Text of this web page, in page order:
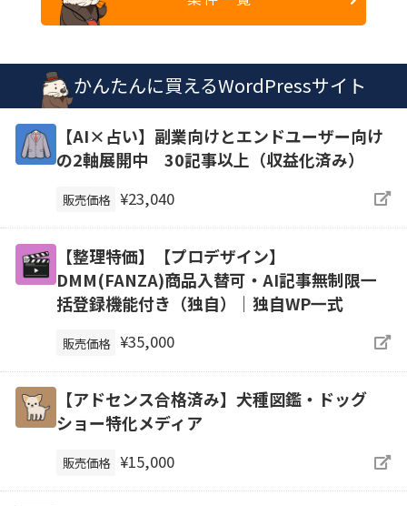
かんたんに買えるWordPressサイト
【AI×占い】副業向けとエンドユーザー向け
の2軸展開中 30記事以上（収益化済み）
販売価格 ¥23,040
【整理特価】【プロデザイン】
DMM(FANZA)商品入替可・AI記事無制限一
括登録機能付き（独自）｜独自WP一式
販売価格 ¥35,000
【アドセンス合格済み】犬種図鑑・ドッグ
ショー特化メディア
販売価格 ¥15,000